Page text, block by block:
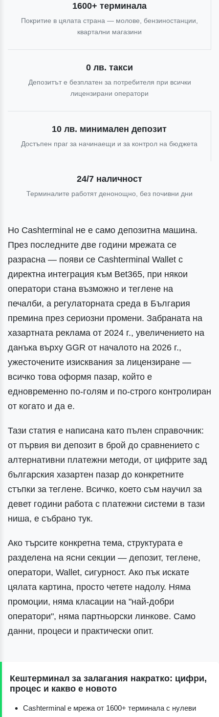
1600+ терминала
Покритие в цялата страна — молове, бензиностанции,
квартални магазини
0 лв. такси
Депозитът е безплатен за потребителя при всички
лицензирани оператори
10 лв. минимален депозит
Достъпен праг за начинаещи и за контрол на бюджета
24/7 наличност
Терминалите работят денонощно, без почивни дни
Но Cashterminal не е само депозитна машина.
През последните две години мрежата се
разрасна — появи се Cashterminal Wallet с
директна интеграция към Bet365, при някои
оператори стана възможно и теглене на
печалби, а регулаторната среда в България
премина през сериозни промени. Забраната на
хазартната реклама от 2024 г., увеличението на
данъка върху GGR от началото на 2026 г.,
ужесточените изисквания за лицензиране —
всичко това оформя пазар, който е
едновременно по-голям и по-строго контролиран
от когато и да е.
Тази статия е написана като пълен справочник:
от първия ви депозит в брой до сравнението с
алтернативни платежни методи, от цифрите зад
българския хазартен пазар до конкретните
стъпки за теглене. Всичко, което съм научил за
девет години работа с платежни системи в тази
ниша, е събрано тук.
Ако търсите конкретна тема, структурата е
разделена на ясни секции — депозит, теглене,
оператори, Wallet, сигурност. Ако пък искате
цялата картина, просто четете надолу. Няма
промоции, няма класации на "най-добри
оператори", няма партньорски линкове. Само
данни, процеси и практически опит.
Кештерминал за залагания накратко: цифри,
процес и какво е новото
Cashterminal е мрежа от 1600+ терминала с нулеви